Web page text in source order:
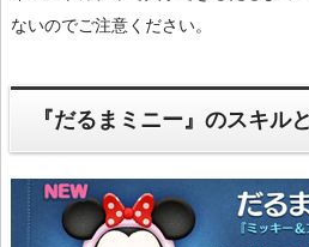
ないのでご注意ください。
『だるまミニー』のスキル